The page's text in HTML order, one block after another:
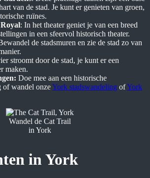
van de stad. Je kunt er genieten van groen,
ruïnes.
: In het theater geniet je van een breed
in een sfeervol historisch theater.
de stadsmuren en zie de stad zo van
stroomt door de stad, je kunt er een
maken.
Doe mee aan een historische
of wandel onzeYork stadswandeling ofYork
Wandel de Cat Trail
in York
in York